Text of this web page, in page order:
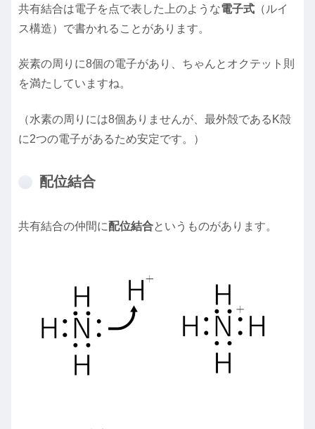
共有結合は電子を点で表した上のような電子式 （ルイ
ス構造）で書かれることがあります。
炭素の周りに8個の電子があり、ちゃんとオクテット則
を満たしていますね。
（水素の周りには8個ありませんが、最外殻であるK殻
に2つの電子があるため安定です。）
配位結合
共有結合の仲間に配位結合というものがあります。